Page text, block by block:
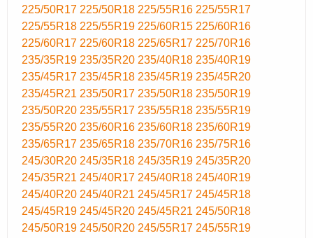
225/50R17 225/50R18 225/55R16 225/55R17
225/55R18 225/55R19 225/60R15 225/60R16
225/60R17 225/60R18 225/65R17 225/70R16
235/35R19 235/35R20 235/40R18 235/40R19
235/45R17 235/45R18 235/45R19 235/45R20
235/45R21 235/50R17 235/50R18 235/50R19
235/50R20 235/55R17 235/55R18 235/55R19
235/55R20 235/60R16 235/60R18 235/60R19
235/65R17 235/65R18 235/70R16 235/75R16
245/30R20 245/35R18 245/35R19 245/35R20
245/35R21 245/40R17 245/40R18 245/40R19
245/40R20 245/40R21 245/45R17 245/45R18
245/45R19 245/45R20 245/45R21 245/50R18
245/50R19 245/50R20 245/55R17 245/55R19